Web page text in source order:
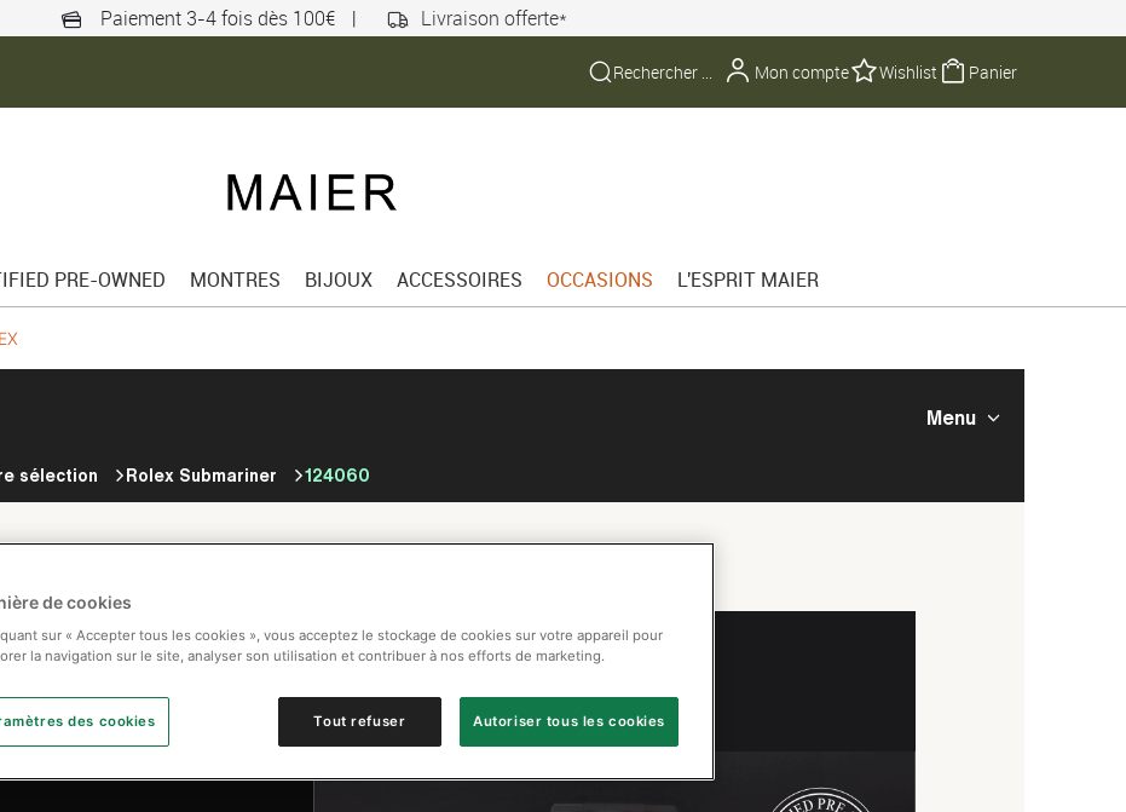
Paiement 3-4 fois dès 100€ | Livraison offerte*
Mon compte Wishlist Panier
PRE-OWNED MONTRES BIJOUX ACCESSOIRES OCCASIONS L'ESPRIT MAIER
Menu
sélection Rolex Submariner 124060
de cookies
sur « Accepter tous les cookies », vous acceptez le stockage de cookies sur votre appareil pour
la navigation sur le site, analyser son utilisation et contribuer à nos efforts de marketing.
des cookies Tout refuser Autoriser tous les cookies